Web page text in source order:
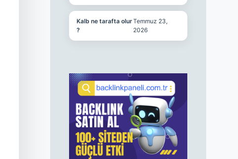
Kalb ne tarafta olur
?
Temmuz 23,
2026